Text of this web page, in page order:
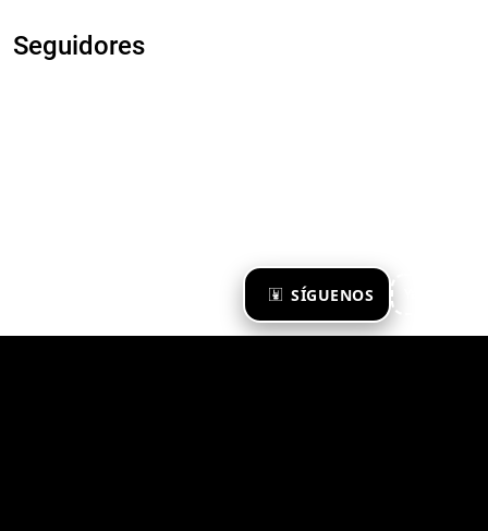
SÍGUENOS
Seguidores